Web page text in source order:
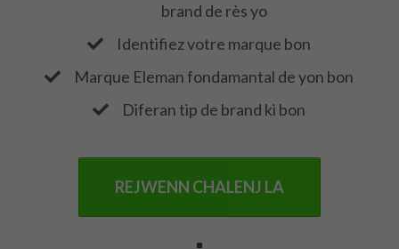
brand de rès yo
​Identifiez votre marque bon
Marque Eleman fondamantal de yon bon
​Diferan tip de brand ki bon
REJWENN CHALENJ LA